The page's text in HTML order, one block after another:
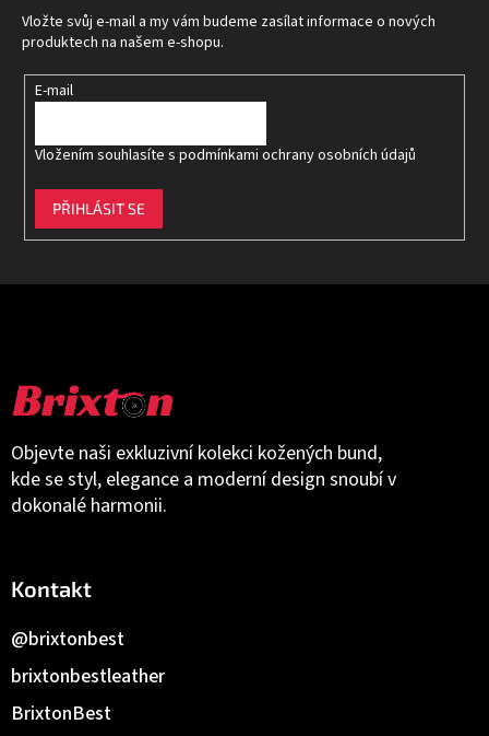
Objevte naši exkluzivní kolekci kožených bund,
kde se styl, elegance a moderní design snoubí v
dokonalé harmonii.
Kontakt
BrixtonBest
brixtonbestleather
@brixtonbest
Vložte svůj e-mail a my vám budeme zasílat informace o nových
produktech na našem e-shopu.
E-mail
Vložením souhlasíte s podmínkami ochrany osobních údajů
PŘIHLÁSIT SE